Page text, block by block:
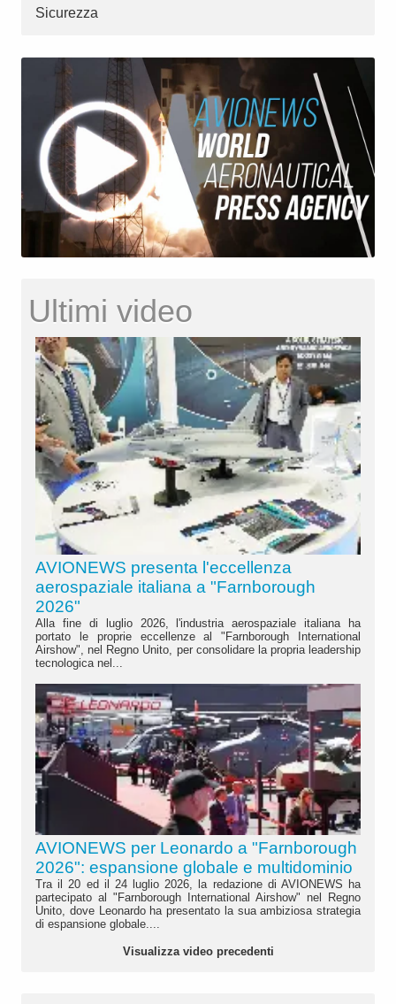
Sicurezza
Ultimi video
AVIONEWS presenta l'eccellenza
aerospaziale italiana a "Farnborough
2026"
Alla fine di luglio 2026, l'industria aerospaziale italiana ha
portato le proprie eccellenze al "Farnborough International
Airshow", nel Regno Unito, per consolidare la propria leadership
tecnologica nel...
AVIONEWS per Leonardo a "Farnborough
2026": espansione globale e multidominio
Tra il 20 ed il 24 luglio 2026, la redazione di AVIONEWS ha
partecipato al "Farnborough International Airshow" nel Regno
Unito, dove Leonardo ha presentato la sua ambiziosa strategia
di espansione globale....
Visualizza video precedenti